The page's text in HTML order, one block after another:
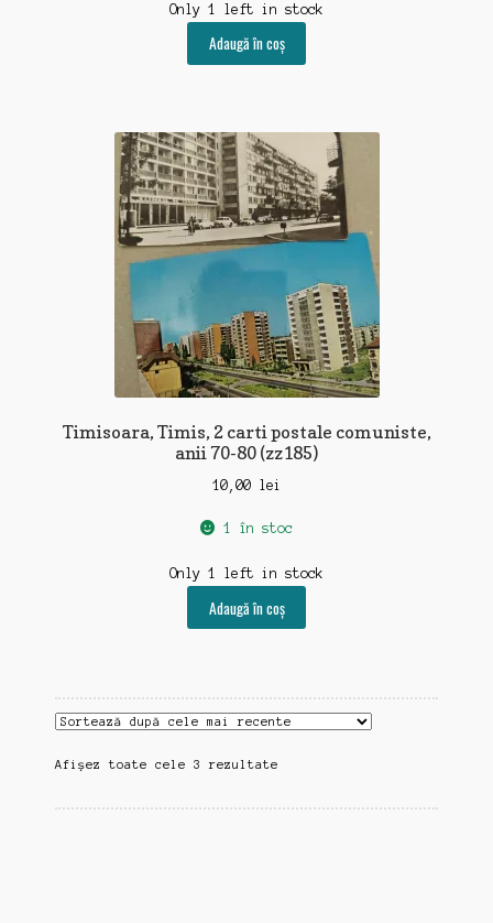
Only 1 left in stock
Adaugă în coș
Timisoara, Timis, 2 carti postale comuniste,
anii 70-80 (zz185)
10,00 lei
1 în stoc
Only 1 left in stock
Adaugă în coș
Afișez toate cele 3 rezultateSortat
cele